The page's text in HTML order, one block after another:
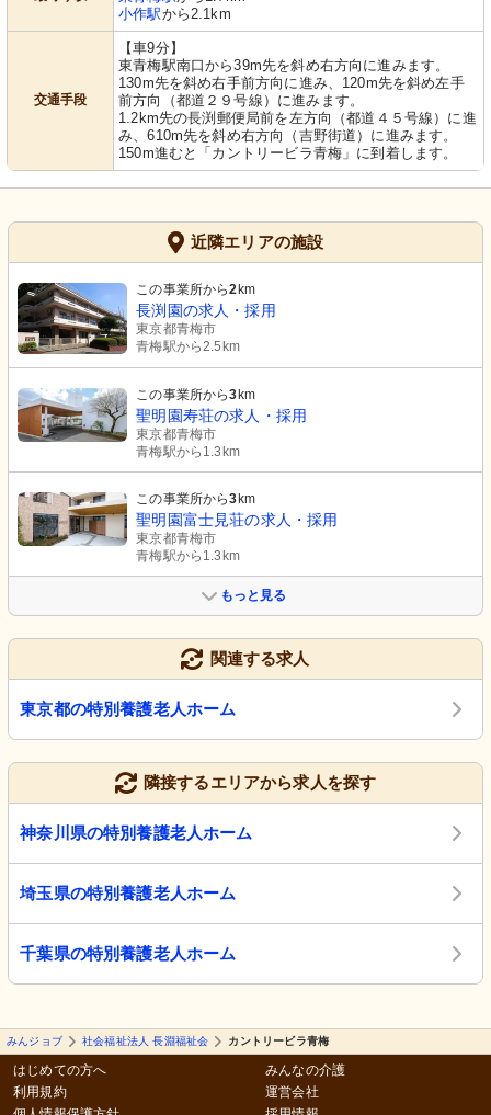
小作駅から2.1km
交通手段
【車9分】
東青梅駅南口から39m先を斜め右方向に進みます。
130m先を斜め右手前方向に進み、120m先を斜め左手
前方向（都道２９号線）に進みます。
1.2km先の長渕郵便局前を左方向（都道４５号線）に進
み、610m先を斜め右方向（吉野街道）に進みます。
150m進むと「カントリービラ青梅」に到着します。
近隣エリアの施設
この事業所から2km
長渕園の求人・採用
東京都青梅市
青梅駅から2.5km
この事業所から3km
聖明園寿荘の求人・採用
東京都青梅市
青梅駅から1.3km
この事業所から3km
聖明園富士見荘の求人・採用
東京都青梅市
青梅駅から1.3km
もっと見る
関連する求人
東京都の特別養護老人ホーム
隣接するエリアから求人を探す
神奈川県の特別養護老人ホーム
埼玉県の特別養護老人ホーム
千葉県の特別養護老人ホーム
みんジョブ 社会福祉法人 長淵福祉会 カントリービラ青梅
はじめての方へ
利用規約
みんなの介護
運営会社